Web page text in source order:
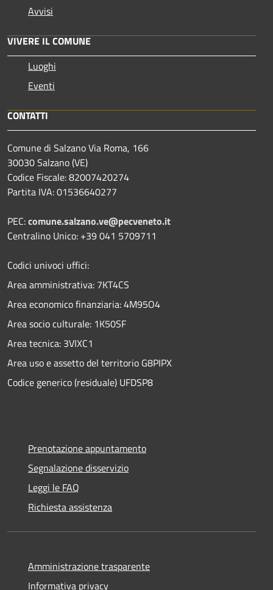
Avvisi
VIVERE IL COMUNE
Luoghi
Eventi
CONTATTI
Comune di Salzano Via Roma, 166
30030 Salzano (VE)
Codice Fiscale: 82007420274
Partita IVA: 01536640277
PEC:comune.salzano.ve@pecveneto.it
Centralino Unico: +39 041 5709711
Codici univoci uffici:
Area amministrativa: 7KT4CS
Area economico finanziaria: 4M95O4
Area socio culturale: 1K50SF
Area tecnica: 3VIXC1
Area uso e assetto del territorio G8PIPX
Codice generico (residuale) UFDSP8
Prenotazione appuntamento
Segnalazione disservizio
Leggi le FAQ
Richiesta assistenza
Amministrazione trasparente
Informativa privacy